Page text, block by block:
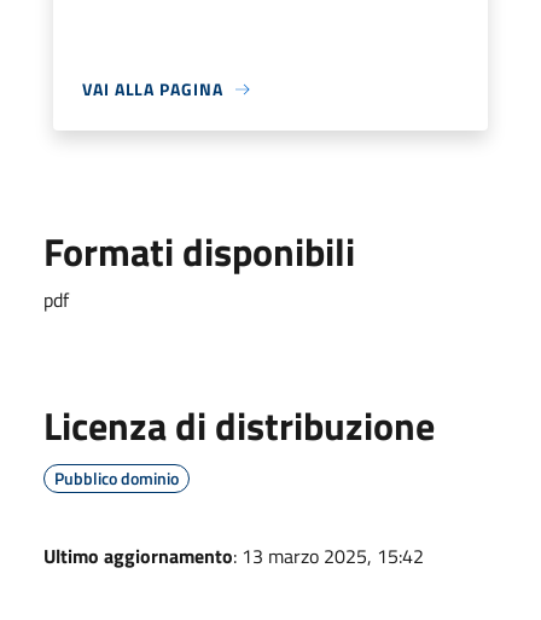
VAI ALLA PAGINA
Formati disponibili
pdf
Licenza di distribuzione
Pubblico dominio
Ultimo aggiornamento: 13 marzo 2025, 15:42